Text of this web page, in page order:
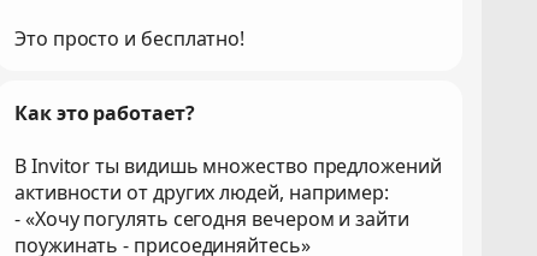
Это просто и бесплатно!
Как это работает?
В Invitor ты видишь множество предложений
активности от других людей, например:
- «Хочу погулять сегодня вечером и зайти
поужинать - присоединяйтесь»